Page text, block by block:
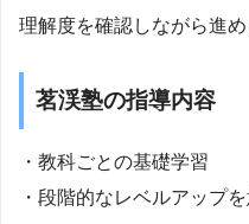
理解度を確認しながら進
茗渓塾の指導内容
・教科ごとの基礎学習
・段階的なレベルアップ